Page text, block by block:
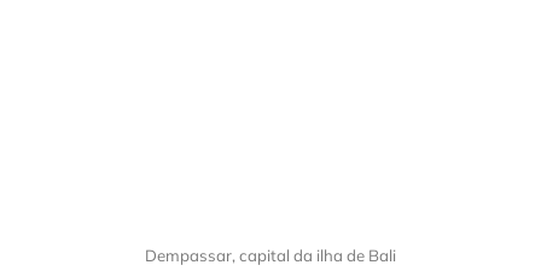
Dempassar, capital da ilha de Bali